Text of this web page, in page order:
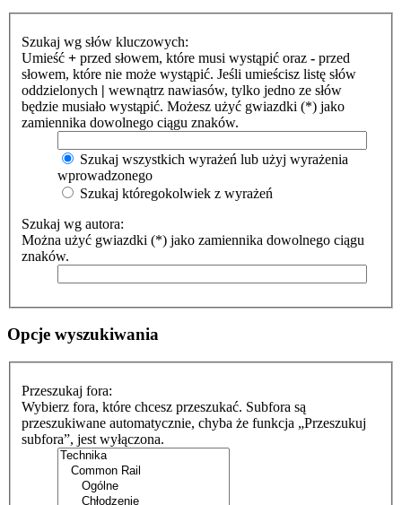
Szukaj wg słów kluczowych:
Umieść + przed słowem, które musi wystąpić oraz - przed
słowem, które nie może wystąpić. Jeśli umieścisz listę słów
oddzielonych | wewnątrz nawiasów, tylko jedno ze słów
będzie musiało wystąpić. Możesz użyć gwiazdki (*) jako
zamiennika dowolnego ciągu znaków.
Szukaj wszystkich wyrażeń lub użyj wyrażenia
wprowadzonego
Szukaj któregokolwiek z wyrażeń
Szukaj wg autora:
Można użyć gwiazdki (*) jako zamiennika dowolnego ciągu
znaków.
Opcje wyszukiwania
Przeszukaj fora:
Wybierz fora, które chcesz przeszukać. Subfora są
przeszukiwane automatycznie, chyba że funkcja „Przeszukuj
subfora”, jest wyłączona.